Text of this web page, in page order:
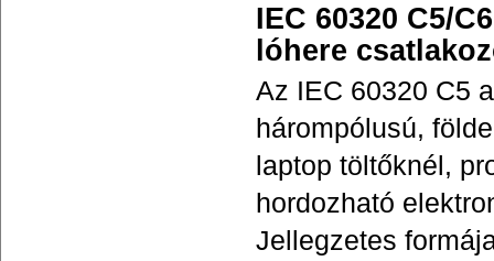
IEC 60320 C5/
lóhere
Az IEC 60320 C5
hárompólusú,
laptop töltőknél,
hordozható
Jellegzetes